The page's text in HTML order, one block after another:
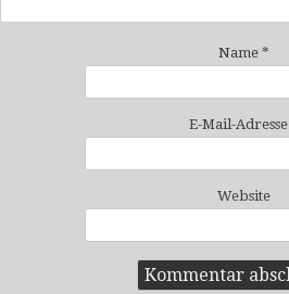
Name *
E-Mail-Adresse
Website